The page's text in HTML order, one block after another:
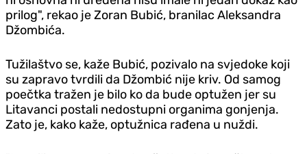
prilog", rekao je Zoran Bubić, branilac Aleksandra
Džombića.
Tužilaštvo se, kaže Bubić, pozivalo na svjedoke koji
su zapravo tvrdili da Džombić nije kriv. Od samog
poečtka tražen je bilo ko da bude optužen jer su
Litavanci postali nedostupni organima gonjenja.
Zato je, kako kaže, optužnica rađena u nuždi.